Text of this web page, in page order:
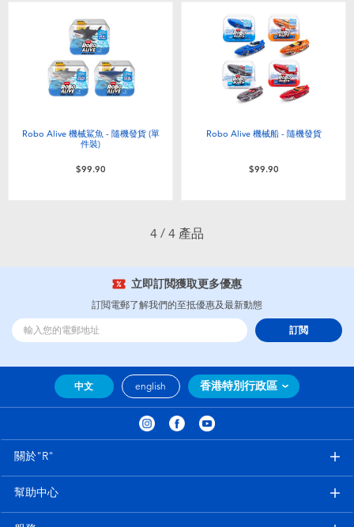
角色扮演及造型系列
毛毛公仔玩具
夏日用品
盲盒
人氣角色
生活精品
Globber高樂寶
Robo Alive 機械鯊魚 - 隨機發貨 (單
件裝)
$99.90
Robo Alive 機械船 - 隨機發貨
$99.90
4 / 4 產品
立即訂閲獲取更多優惠
訂閲電郵了解我們的至抵優惠及最新動態
訂閲
中文 english 香港特別行政區
關於"R"
幫助中心